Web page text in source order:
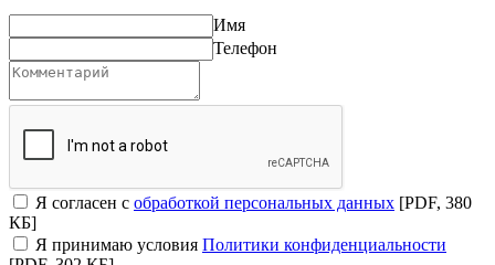
Имя
Телефон
Я согласен с обработкой персональных данных [PDF, 380
КБ]
Я принимаю условия Политики конфиденциальности